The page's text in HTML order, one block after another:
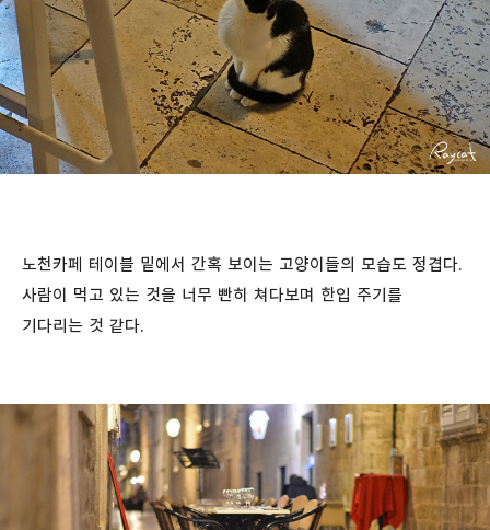
노천카페 테이블 밑에서 간혹 보이는 고양이들의 모습도 정겹다.
사람이 먹고 있는 것을 너무 빤히 쳐다보며 한입 주기를
기다리는 것 같다.